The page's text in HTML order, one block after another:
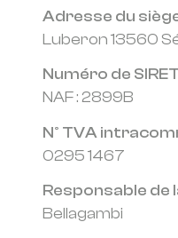
Adresse du
Luberon 13560
Numéro de
NAF : 2899B
N° TVA
0295 1467
Responsable de
Bellagambi